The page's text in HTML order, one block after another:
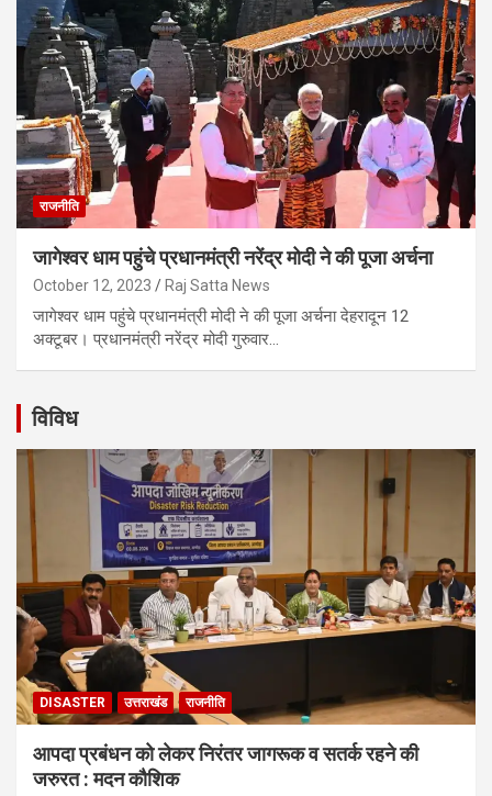
राजनीति
जागेश्वर धाम पहुंचे प्रधानमंत्री नरेंद्र मोदी ने की पूजा अर्चना
October 12, 2023 Raj Satta News
जागेश्वर धाम पहुंचे प्रधानमंत्री मोदी ने की पूजा अर्चना देहरादून 12
अक्टूबर। प्रधानमंत्री नरेंद्र मोदी गुरुवार…
विविध
DISASTER उत्तराखंड राजनीति
आपदा प्रबंधन को लेकर निरंतर जागरूक व सतर्क रहने की
जरुरत : मदन कौशिक